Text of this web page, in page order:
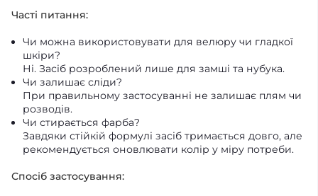
Часті питання:
Чи можна використовувати для велюру чи гладкої
шкіри?
Ні. Засіб розроблений лише для замші та нубука.
Чи залишає сліди?
При правильному застосуванні не залишає плям чи
розводів.
Чи стирається фарба?
Завдяки стійкій формулі засіб тримається довго, але
рекомендується оновлювати колір у міру потреби.
Спосіб застосування: